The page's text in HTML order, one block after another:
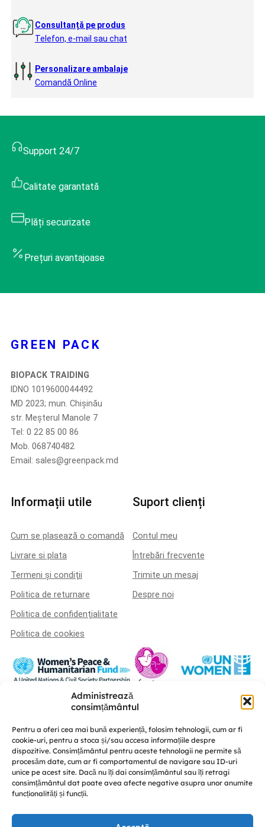
Administrează
consimțământul
Pentru a oferi cea mai bună experiență, folosim tehnologii, cum ar fi
cookie-uri, pentru a stoca și/sau accesa informațiile despre
dispozitive. Consimțământul pentru aceste tehnologii ne permite să
procesăm date, cum ar fi comportamentul de navigare sau ID-uri
unice pe acest site. Dacă nu îți dai consimțământul sau îți retragi
consimțământul dat poate avea afecte negative asupra unor anumite
funcționalități și funcții.
Consultanță pe produs
Telefon, e-mail sau chat
Personalizare ambalaje
Comandă Online
Support 24/7
Calitate garantată
Plăți securizate
Prețuri avantajoase
GREEN PACK
BIOPACK TRAIDING
IDNO 1019600044492
MD 2023; mun. Chișinău
str. Meșterul Manole 7
Tel: 0 22 85 00 86
Mob. 068740482
Email: sales@greenpack.md
Informații utile
Cum se plasează o comandă
Livrare si plata
Termeni și condiții
Politica de returnare
Politica de confidențialitate
Politica de cookies
Suport clienți
Contul meu
Întrebări frecvente
Trimite un mesaj
Despre noi
Această platformă a fost realizată în cadrul proiectului „U-POWER –
consolidare a păcii” este implementat de A.O. „Femei pentru Femei” în
parteneriat cu Centrul de educație nonformală „Diversitate” și CRISP –
Conflict Simulation, cu susținerea UN Women Moldova și finanțat de Fondul
Femeilor pentru Pace și Asistență Umanitară.
Discută cu noi